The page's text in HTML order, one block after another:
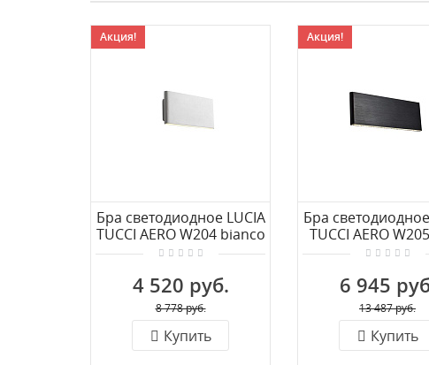
Акция!
Бра светодиодное LUCIA
TUCCI AERO W204 bianco
LED
4 520 руб.
8 778 руб.
Купить
Акция!
Бра
TUCCI AERO
LED
6 945
13 487 руб.
Купить